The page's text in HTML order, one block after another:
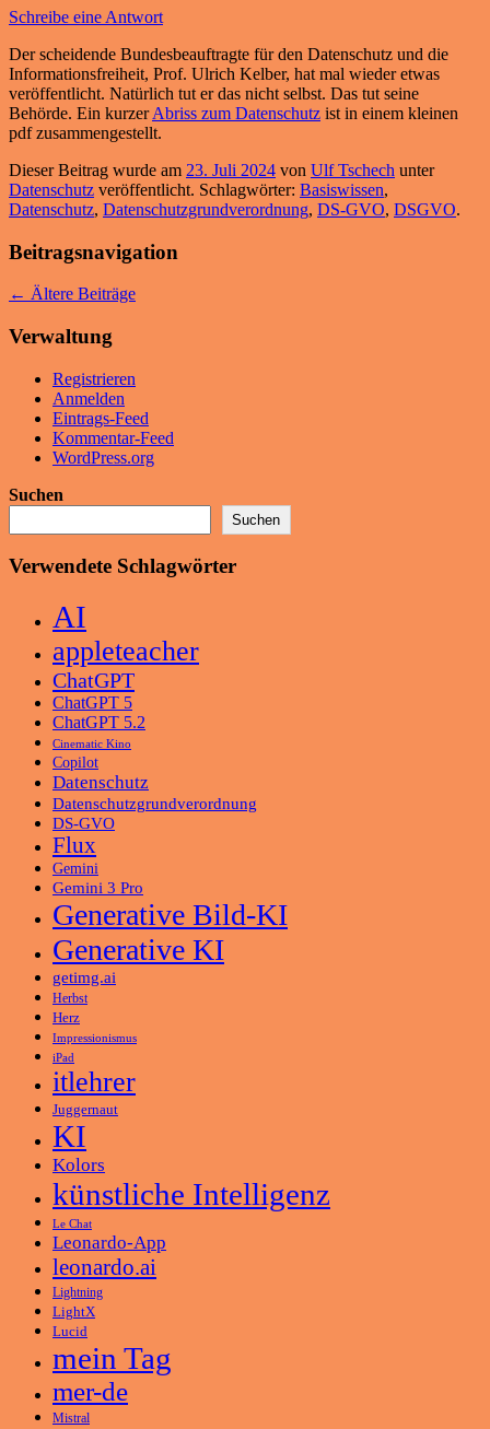
Schreibe eine Antwort
Der scheidende Bundesbeauftragte für den Datenschutz und die
Informationsfreiheit, Prof. Ulrich Kelber, hat mal wieder etwas
veröffentlicht. Natürlich tut er das nicht selbst. Das tut seine
Behörde. Ein kurzerAbriss zum Datenschutz ist in einem kleinen
pdf zusammengestellt.
Dieser Beitrag wurde am 23. Juli 2024 von Ulf Tschech unter
Datenschutz veröffentlicht. Schlagwörter: Basiswissen,
Datenschutz, Datenschutzgrundverordnung, DS-GVO, DSGVO.
Beitragsnavigation
← Ältere Beiträge
Verwaltung
Registrieren
Anmelden
Eintrags-Feed
Kommentar-Feed
WordPress.org
Suchen
Suchen
Verwendete Schlagwörter
AI
appleteacher
ChatGPT
ChatGPT 5
ChatGPT 5.2
Cinematic Kino
Copilot
Datenschutz
Datenschutzgrundverordnung
DS-GVO
Flux
Gemini
Gemini 3 Pro
Generative Bild-KI
Generative KI
getimg.ai
Herbst
Herz
Impressionismus
iPad
itlehrer
Juggernaut
KI
Kolors
künstliche Intelligenz
Le Chat
Leonardo-App
leonardo.ai
Lightning
LightX
Lucid
mein Tag
mer-de
Mistral